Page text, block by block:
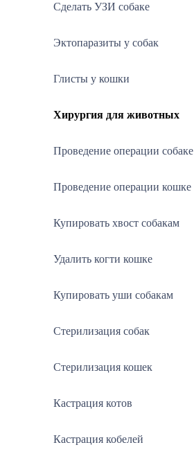
Сделать УЗИ собаке
Эктопаразиты у собак
Глисты у кошки
Хирургия для животных
Проведение операции собаке
Проведение операции кошке
Купировать хвост собакам
Удалить когти кошке
Купировать уши собакам
Стерилизация собак
Стерилизация кошек
Кастрация котов
Кастрация кобелей